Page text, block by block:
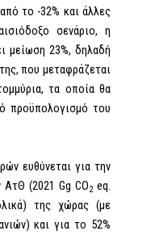
το -32% και άλλες
σενάριο, η
μείωση 23%, δηλαδή
που μεταφράζεται
τα οποία θα
προϋπολογισμό του
ευθύνεται για την
(2021 Gg CO2 eq.
της χώρας (με
και για το 52%